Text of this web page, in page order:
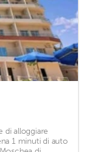
di alloggiare
1 minuti di auto